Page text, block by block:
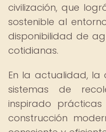
civilización, que
sostenible al
disponibilidad de
cotidianas.
En la actualidad, la
sistemas de
inspirado
construcción